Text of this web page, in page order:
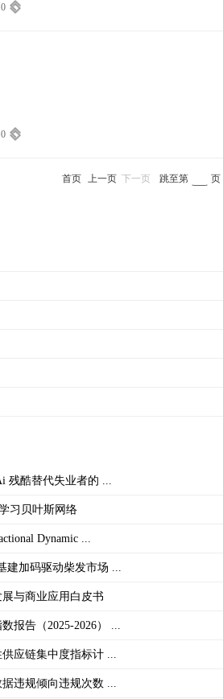
0
0
首页 上一页 下一页 跳至第 页
残酷替代失业者的 ...
习贝叶斯网络
Dynamic ...
建加码驱动柴发市场 ...
与商业应用白皮书
报告（2025-2026） ...
应链集中度指标计 ...
违规倾向违规次数 ...